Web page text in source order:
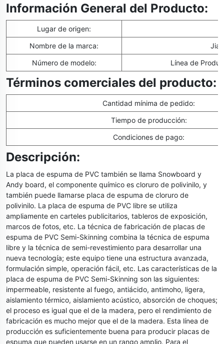
Información General del Producto:
Lugar de origen:
Nombre de la marca:
Número de modelo:
Línea de
Términos comerciales del producto:
Cantidad mínima de pedido:
Tiempo de producción:
Condiciones de pago:
Descripción:
La placa de espuma de PVC también se llama Snowboard y
Andy board, el componente químico es cloruro de polivinilo, y
también puede llamarse placa de espuma de cloruro de
polivinilo. La placa de espuma de PVC libre se utiliza
ampliamente en carteles publicitarios, tableros de exposición,
marcos de fotos, etc. La técnica de fabricación de placas de
espuma de PVC Semi-Skinning combina la técnica de espuma
libre y la técnica de semi-revestimiento para desarrollar una
nueva tecnología; este equipo tiene una estructura avanzada,
formulación simple, operación fácil, etc. Las características de la
placa de espuma de PVC Semi-Skinning son las siguientes:
impermeable, resistente al fuego, antiácido, antimoho, ligera,
aislamiento térmico, aislamiento acústico, absorción de choques;
el proceso es igual que el de la madera, pero el rendimiento de
fabricación es mucho mejor que el de la madera. Esta línea de
producción es suficientemente buena para producir placas de
espuma que pueden usarse en un rango amplio. Para el